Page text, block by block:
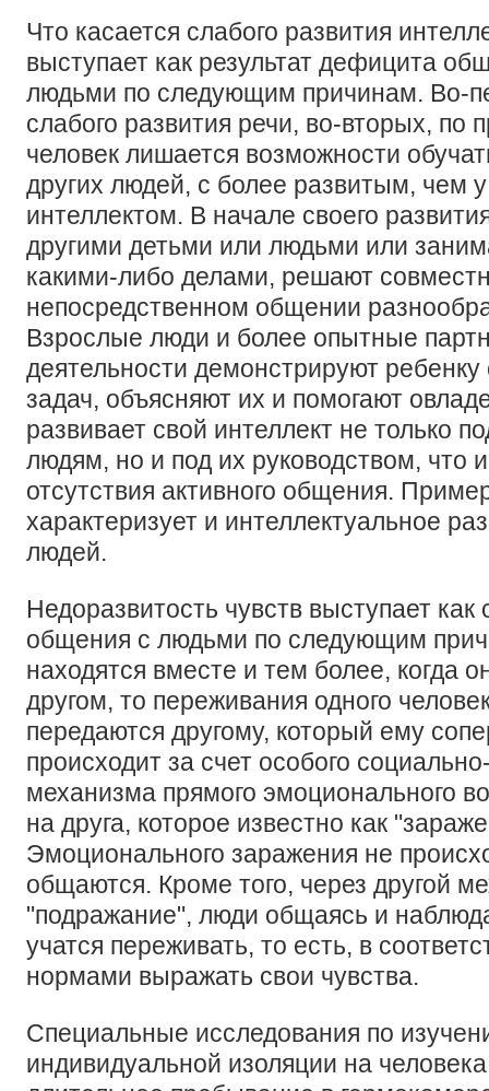
Что касается слабого развития
выступает как результат дефицита
людьми по следующим причинам. Во-
слабого развития речи, во-вторых, по
человек лишается возможности
других людей, с более развитым, чем у
интеллектом. В начале своего
другими детьми или людьми или
какими-либо делами, решают
непосредственном общении
Взрослые люди и более опытные
деятельности демонстрируют
задач, объясняют их и помогают
развивает свой интеллект не только
людям, но и под их руководством, что
отсутствия активного общения.
характеризует и интеллектуальное
людей.
Недоразвитость чувств выступает как
общения с людьми по следующим
находятся вместе и тем более, когда
другом, то переживания одного
передаются другому, который ему
происходит за счет особого
механизма прямого эмоционального
на друга, которое известно как
Эмоционального заражения не
общаются. Кроме того, через другой
"подражание", люди общаясь и
учатся переживать, то есть, в
нормами выражать свои чувства.
Специальные исследования по
индивидуальной изоляции на